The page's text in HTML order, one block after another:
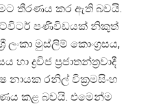
තීරණය කර ඇති බවයි.
පණිවිඩයක් නිකුත්
මුස්ලිම් ‌‌කොංග්‍රසය,
ද්‍රවිජ ප්‍රජාතන්ත්‍රවාදී
රනිල් වික්‍රමසිංහ
කළ බවයි. එමෙන්ම